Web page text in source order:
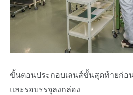
ขั้นตอนประกอบเลนส์ขั้นสุดท้ายก่อ
และรอบรรจุลงกล่อง